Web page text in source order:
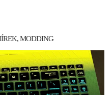
MODDING